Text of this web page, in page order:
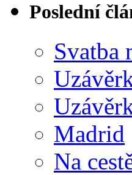
Poslední
Svatba
Madrid
Na